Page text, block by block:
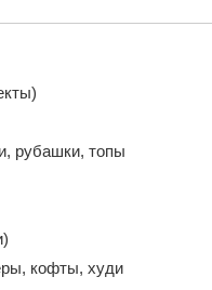
рубашки, топы
кофты, худи